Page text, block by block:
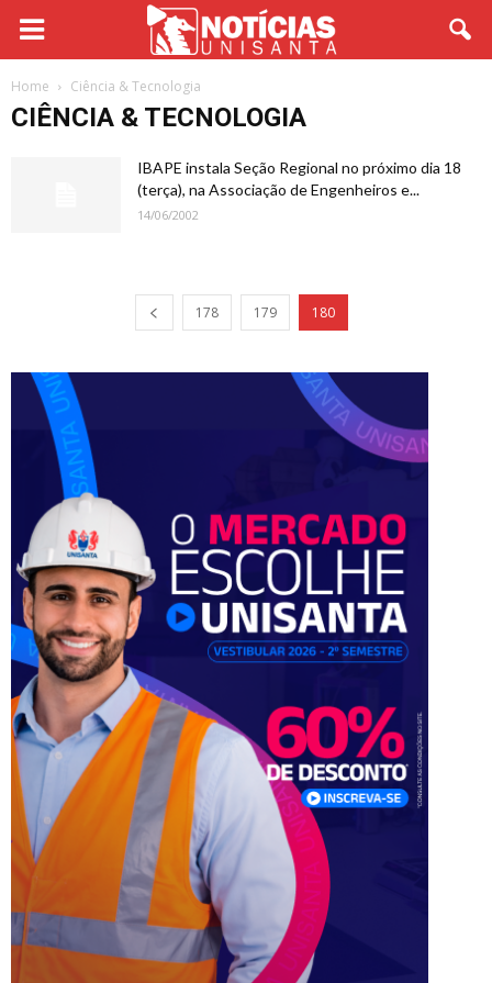
Home Ciência & Tecnologia
CIÊNCIA & TECNOLOGIA
IBAPE instala Seção Regional no próximo dia 18
(terça), na Associação de Engenheiros e...
14/06/2002
178 179 180